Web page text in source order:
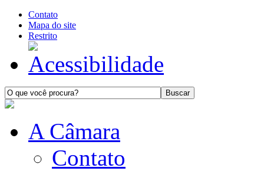
Contato
Mapa do site
Restrito
A Câmara
Contato